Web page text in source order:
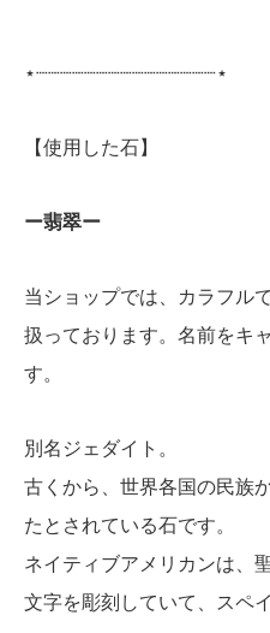
⋆┈┈┈┈┈┈┈┈┈┈┈┈┈┈┈⋆
【使用した石】
ー翡翠ー
当ショップでは、カラフル
扱っております。名前をキ
す。
別名ジェダイト。
古くから、世界各国の民族
たとされている石です。
ネイティブアメリカンは、
文字を彫刻していて、スペ